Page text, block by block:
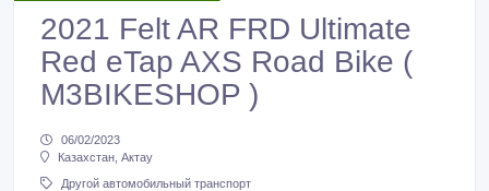
2021 Felt AR FRD Ultimate
Red eTap AXS Road Bike (
M3BIKESHOP )
06/02/2023
Казахстан, Актау
Другой автомобильный транспорт